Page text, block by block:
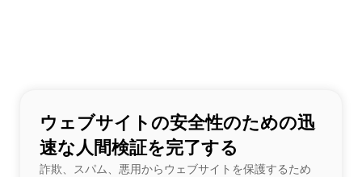
ウェブサイトの安全性のための迅
速な人間検証を完了する
詐欺、スパム、悪用からウェブサイトを保護するため